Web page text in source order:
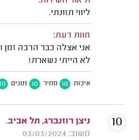
ליווי תזונתי.
חוות דעת:
אני אצלה כבר הרבה זמן
לא הייתי נשארת!
איכות 10 מחיר 10 זמנים 10
ניצן רוזנברג, תל אביב.
משוב: 03/03/2024
10